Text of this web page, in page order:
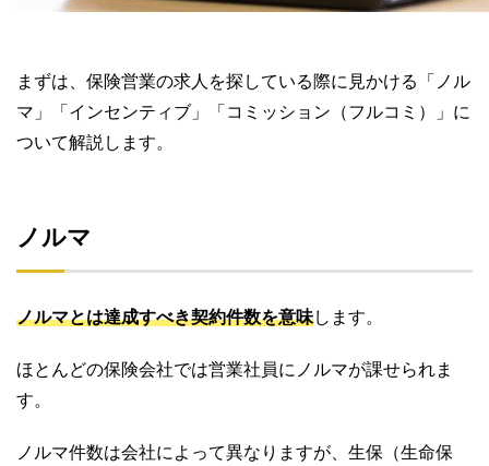
まずは、保険営業の求人を探している際に見かける「ノル
マ」「インセンティブ」「コミッション（フルコミ）」に
ついて解説します。
ノルマ
ノルマとは達成すべき契約件数を意味します。
ほとんどの保険会社では営業社員にノルマが課せられま
す。
ノルマ件数は会社によって異なりますが、生保（生命保